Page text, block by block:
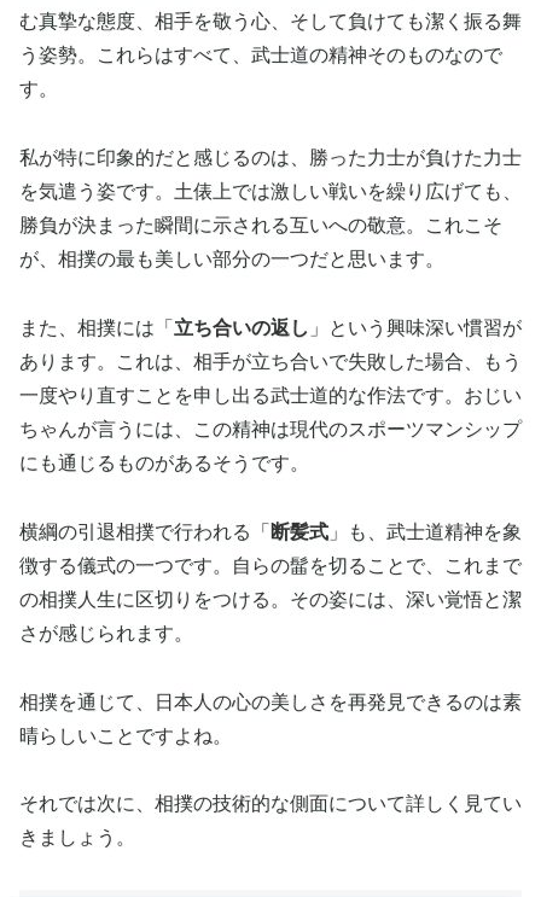
む真摯な態度、相手を敬う心、そして負けても潔く振る舞
う姿勢。これらはすべて、武士道の精神そのものなので
す。
私が特に印象的だと感じるのは、勝った力士が負けた力士
を気遣う姿です。土俵上では激しい戦いを繰り広げても、
勝負が決まった瞬間に示される互いへの敬意。これこそ
が、相撲の最も美しい部分の一つだと思います。
また、相撲には「 立ち合いの返し 」という興味深い慣習が
あります。これは、相手が立ち合いで失敗した場合、もう
一度やり直すことを申し出る武士道的な作法です。おじい
ちゃんが言うには、この精神は現代のスポーツマンシップ
にも通じるものがあるそうです。
横綱の引退相撲で行われる「 断髪式 」も、武士道精神を象
徴する儀式の一つです。自らの髷を切ることで、これまで
の相撲人生に区切りをつける。その姿には、深い覚悟と潔
さが感じられます。
相撲を通じて、日本人の心の美しさを再発見できるのは素
晴らしいことですよね。
それでは次に、相撲の技術的な側面について詳しく見てい
きましょう。